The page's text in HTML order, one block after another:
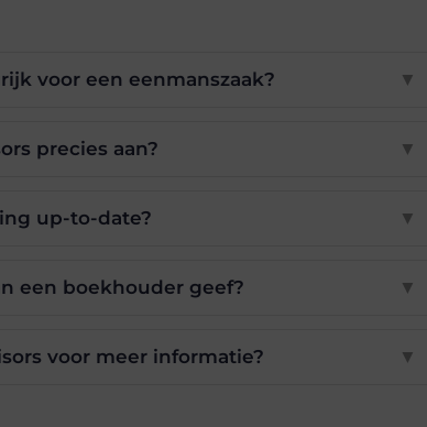
voor een eenmanszaak? ▼
precies aan? ▼
up-to-date? ▼
een boekhouder geef? ▼
voor meer informatie? ▼